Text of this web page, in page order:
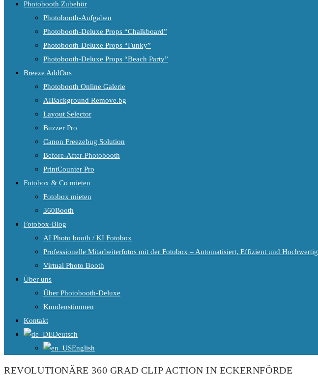
Photobooth Zubehör
Photobooth-Aufgaben
Photobooth-Deluxe Props “Chalkboard”
Photobooth-Deluxe Props “Funky”
Photobooth-Deluxe Props “Beach Party”
Breeze AddOns
Photobooth Online Galerie
AIBackground Remove.bg
Layout Selector
Buzzer Pro
Canon Freezebug Solution
Before-After-Photobooth
PrintCounter Pro
Fotobox & Co mieten
Fotobox mieten
360Booth
Fotobox-Blog
AI Photo booth / KI Fotobox
Professionelle Mitarbeiterfotos mit der Fotobox – Automatisiert, Effizient und Hochwertig
Virtual Photo Booth
Über uns
Über Photobooth-Deluxe
Kundenstimmen
Kontakt
Deutsch
English
REVOLUTIONÄRE 360 GRAD CLIP ACTION IN ECKERNFÖRDE